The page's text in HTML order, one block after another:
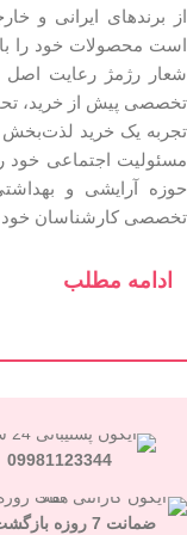
از برندهای ایرانی و
است محصولات خود را
شعار رژمژ رعایت اصل
تخصصی پیش از خرید،
تجربه یک خرید لذت‌بخش
مسئولیت اجتماعی خود
حوزه آرایشی و
تخصصی کارشناسان خود
ادامه مطلب
09981123344
ضمانت 7 روزه بازگشت کالا